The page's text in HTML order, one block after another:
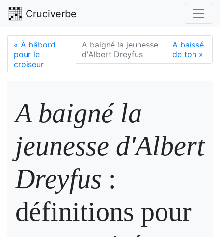
Cruciverbe
« À bâbord
pour le
croiseur
A baigné la jeunesse
d'Albert Dreyfus
A baissé
de ton »
A baigné la
jeunesse d'Albert
Dreyfus :
définitions pour